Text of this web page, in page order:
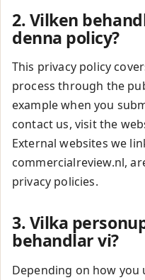
2. Vilken
denna policy?
This privacy policy
process through the
example when you
contact us, visit the
External websites we
commercialreview.nl,
privacy policies.
3. Vilka
behandlar vi?
Depending on how you